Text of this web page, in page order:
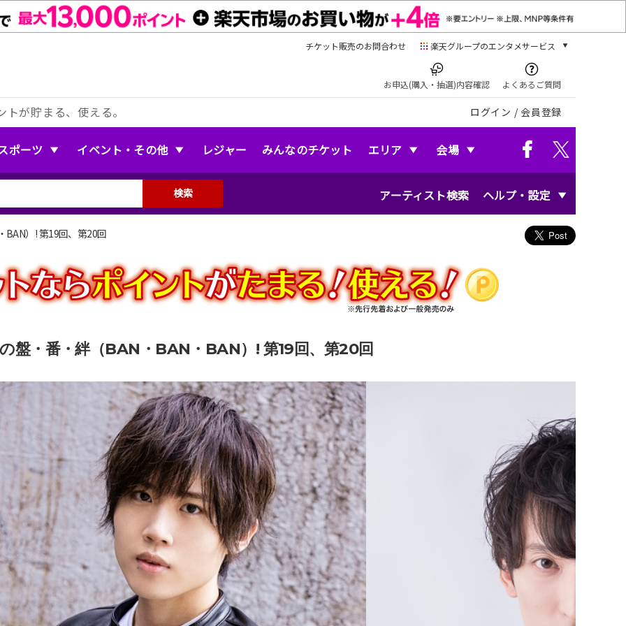
チケット販売のお問合わせ 楽天グループのエンタメサービス
本/ゲーム/CD/DVD
楽天ブックス
電子書籍
楽天Kobo
音楽配信
動画配信ガイド
Rakuten PLAY
無料テレビ
Rチャンネル
お申込(購入・抽選)内容確認 よくあるご質問
が貯まる、使える。 ログイン / 会員登録
ポーツ イベント・その他 レジャー みんなのチケット エリア 会場
アーティスト検索 ヘルプ・設定
検索
BAN）! 第19回、第20回
盤・番・絆（BAN・BAN・BAN）! 第19回、第20回